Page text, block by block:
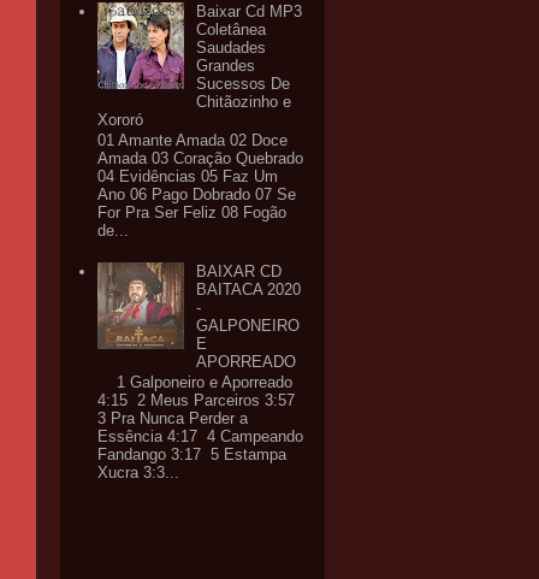
Baixar Cd MP3
Coletânea
Saudades
Grandes
Sucessos De
Chitãozinho e
Xororó
01 Amante Amada 02 Doce
Amada 03 Coração Quebrado
04 Evidências 05 Faz Um
Ano 06 Pago Dobrado 07 Se
For Pra Ser Feliz 08 Fogão
de...
BAIXAR CD
BAITACA 2020
-
GALPONEIRO
E
APORREADO
1 Galponeiro e Aporreado
4:15 2 Meus Parceiros 3:57
3 Pra Nunca Perder a
Essência 4:17 4 Campeando
Fandango 3:17 5 Estampa
Xucra 3:3...